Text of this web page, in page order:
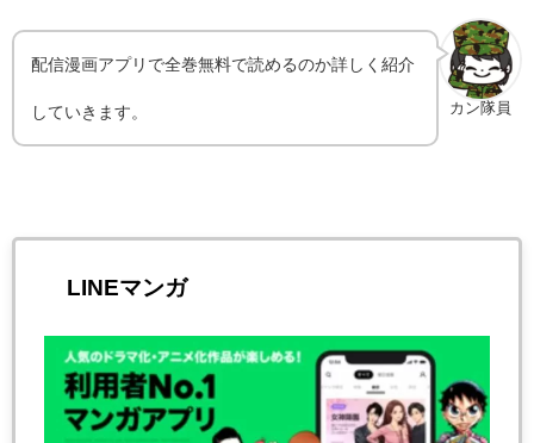
カン隊員
配信漫画アプリで全巻無料で読めるのか詳しく紹介
していきます。
LINEマンガ